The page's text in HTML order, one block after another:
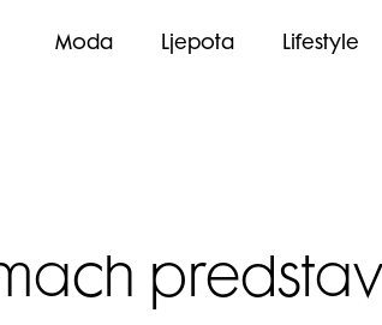
Moda Ljepota Lifestyle